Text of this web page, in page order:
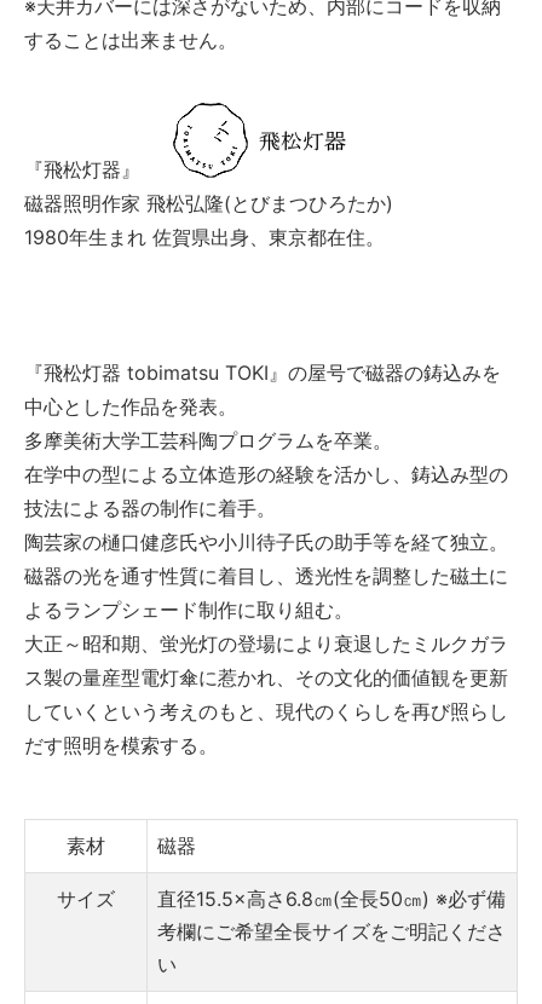
※天井カバーには深さがないため、内部にコードを収納
することは出来ません。
『飛松灯器』
磁器照明作家 飛松弘隆(とびまつひろたか)
1980年生まれ 佐賀県出身、東京都在住。
『飛松灯器 tobimatsu TOKI』の屋号で磁器の鋳込みを
中心とした作品を発表。
多摩美術大学工芸科陶プログラムを卒業。
在学中の型による立体造形の経験を活かし、鋳込み型の
技法による器の制作に着手。
陶芸家の樋口健彦氏や小川待子氏の助手等を経て独立。
磁器の光を通す性質に着目し、透光性を調整した磁土に
よるランプシェード制作に取り組む。
大正～昭和期、蛍光灯の登場により衰退したミルクガラ
ス製の量産型電灯傘に惹かれ、その文化的価値観を更新
していくという考えのもと、現代のくらしを再び照らし
だす照明を模索する。
素材 磁器
サイズ 直径15.5×高さ6.8㎝(全長50㎝) ※必ず備
考欄にご希望全長サイズをご明記くださ
い